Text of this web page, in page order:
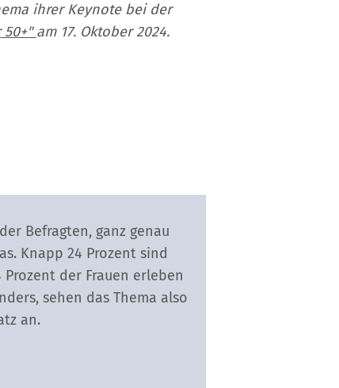
ihrer Keynote bei der
50+"am 17. Oktober 2024.
Befragten, ganz genau
Knapp 24 Prozent sind
der Frauen erleben
sehen das Thema also
an.